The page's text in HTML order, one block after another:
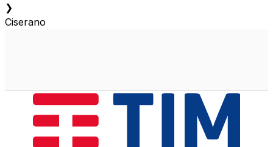
❯
Ciserano